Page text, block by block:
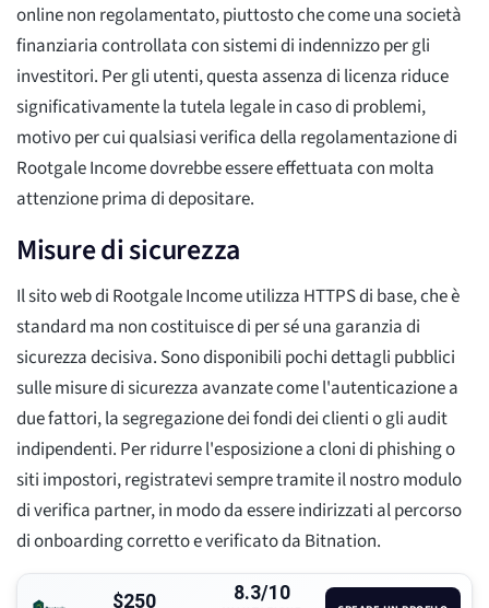
online non regolamentato, piuttosto che come una società
finanziaria controllata con sistemi di indennizzo per gli
investitori. Per gli utenti, questa assenza di licenza riduce
significativamente la tutela legale in caso di problemi,
motivo per cui qualsiasi verifica della regolamentazione di
Rootgale Income dovrebbe essere effettuata con molta
attenzione prima di depositare.
Misure di sicurezza
Il sito web di Rootgale Income utilizza HTTPS di base, che è
standard ma non costituisce di per sé una garanzia di
sicurezza decisiva. Sono disponibili pochi dettagli pubblici
sulle misure di sicurezza avanzate come l'autenticazione a
due fattori, la segregazione dei fondi dei clienti o gli audit
indipendenti. Per ridurre l'esposizione a cloni di phishing o
siti impostori, registratevi sempre tramite il nostro modulo
di verifica partner, in modo da essere indirizzati al percorso
di onboarding corretto e verificato da Bitnation.
$250 8.3/10